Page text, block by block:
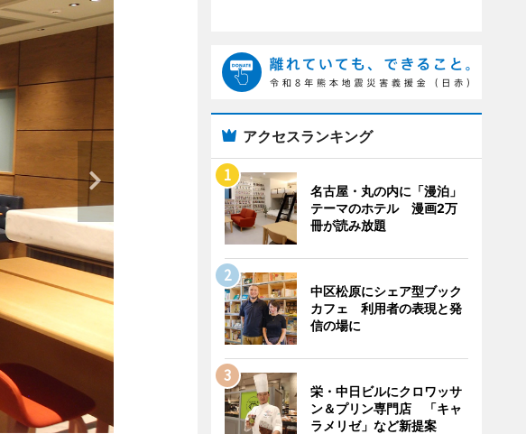
アクセスランキング
名古屋・丸の内に「漫泊」
テーマのホテル 漫画2万
冊が読み放題
中区松原にシェア型ブック
カフェ 利用者の表現と発
信の場に
栄・中日ビルにクロワッサ
ン＆プリン専門店 「キャ
ラメリゼ」など新提案